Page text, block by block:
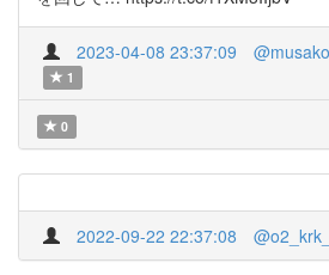
2023-04-08 23:37:09
1
0
2022-09-22 22:37:08